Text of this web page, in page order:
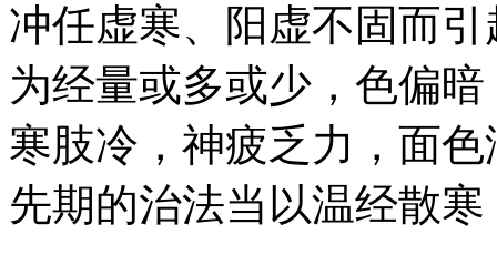
冲任虚寒、阳虚不固而
为经量或多或少，色偏
寒肢冷，神疲乏力，面
先期的治法当以温经